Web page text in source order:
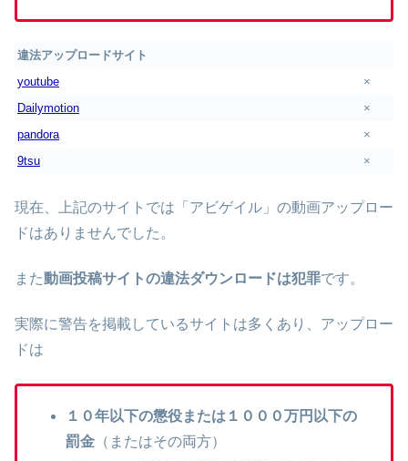
違法アップロードサイト
youtube
×
Dailymotion
×
pandora
×
9tsu
×
現在、上記のサイトでは「アビゲイル」の動画アップロー
ドはありませんでした。
また動画投稿サイトの違法ダウンロードは犯罪です。
実際に警告を掲載しているサイトは多くあり、アップロー
ドは
１０年以下の懲役または１０００万円以下の
罰金 （またはその両方）